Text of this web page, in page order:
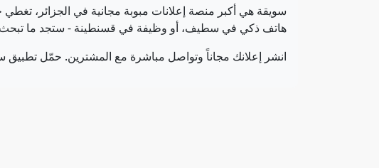
هاتف ذكي في سطيف، أو وظيفة في قسنطينة - ستجد ما
انشر إعلانك مجاناً وتواصل مباشرة مع المشترين. حمّل تطبيق